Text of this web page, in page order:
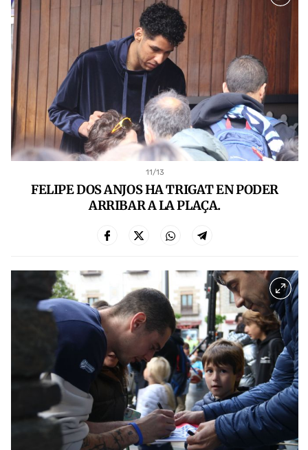
11/13
FELIPE DOS ANJOS HA TRIGAT EN PODER
ARRIBAR A LA PLAÇA.